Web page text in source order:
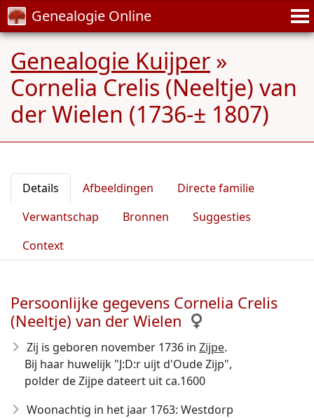
Genealogie Online
Genealogie Kuijper »
Cornelia Crelis (Neeltje) van
der Wielen (1736-± 1807)
Details Afbeeldingen
Directe familie
Verwantschap
Bronnen
Suggesties
Context
Persoonlijke gegevens Cornelia Crelis
(Neeltje) van der Wielen
Zij is geboren november 1736 in Zijpe.
Bij haar huwelijk "J:D:r uijt d'Oude Zijp",
polder de Zijpe dateert uit ca.1600
Woonachtig in het jaar 1763: Westdorp